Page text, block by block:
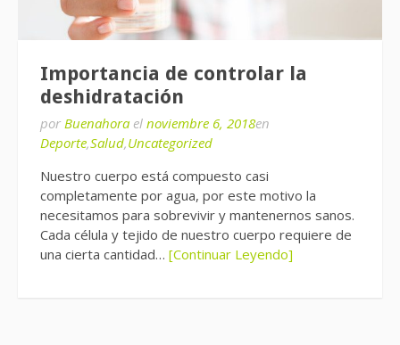
Importancia de controlar la
deshidratación
por Buenahora el noviembre 6, 2018en
Deporte,Salud,Uncategorized
Nuestro cuerpo está compuesto casi
completamente por agua, por este motivo la
necesitamos para sobrevivir y mantenernos sanos.
Cada célula y tejido de nuestro cuerpo requiere de
una cierta cantidad… [Continuar Leyendo]